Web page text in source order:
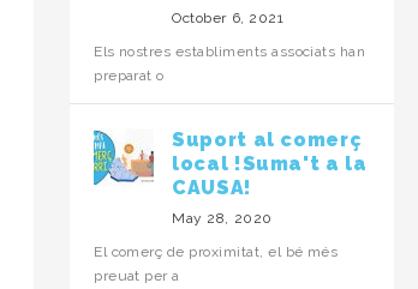
October 6, 2021
Els nostres establiments associats han
preparat o
Suport al comerç
local !Suma't a la
CAUSA!
May 28, 2020
El comerç de proximitat, el bé més
preuat per a